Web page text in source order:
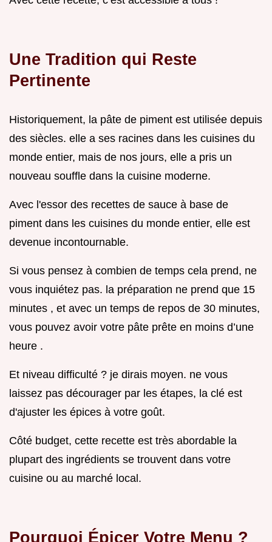
Une Tradition qui Reste
Pertinente
Historiquement, la pâte de piment est utilisée depuis
des siècles. elle a ses racines dans les cuisines du
monde entier, mais de nos jours, elle a pris un
nouveau souffle dans la cuisine moderne.
Avec l'essor des recettes de sauce à base de
piment dans les cuisines du monde entier, elle est
devenue incontournable.
Si vous pensez à combien de temps cela prend, ne
vous inquiétez pas. la préparation ne prend que 15
minutes , et avec un temps de repos de 30 minutes,
vous pouvez avoir votre pâte prête en moins d’une
heure .
Et niveau difficulté ? je dirais moyen. ne vous
laissez pas décourager par les étapes, la clé est
d'ajuster les épices à votre goût.
Côté budget, cette recette est très abordable la
plupart des ingrédients se trouvent dans votre
cuisine ou au marché local.
Pourquoi Épicer Votre Menu ?